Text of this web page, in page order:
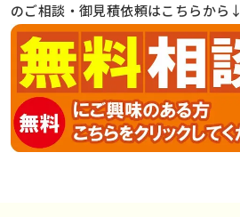
のご相談・御見積依頼はこちらから↓